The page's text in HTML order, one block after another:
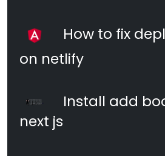
How to fix
on netlify
Install add
next js